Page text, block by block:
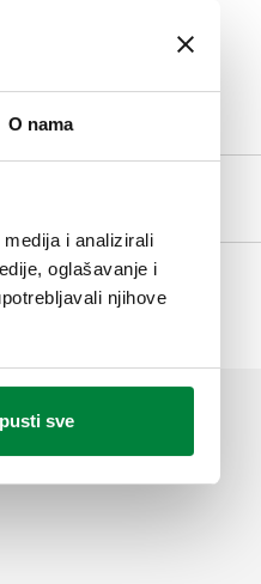
O nama
i analizirali
oglašavanje i
njihove
sve
Ø 20x2,5